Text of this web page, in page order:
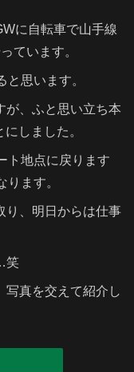
に自転車で山手線
ています。
思います。
が、ふと思い立ち本
しました。
ト地点に戻ります
ます。
り、明日からは仕事
笑
写真を交えて紹介し